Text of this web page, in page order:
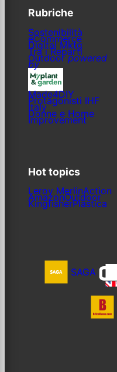
Rubriche
Sostenibilità
eCommerce
Digital Mktg
Tra i Reparti
Outdoorpowered
by
Made4DIY
Protagonisti IHF
Italy
Donne e Home
Improvement
Hot topics
Leroy MerlinAction
AmazonOutdoor
KingfisherPlastica
SAGA